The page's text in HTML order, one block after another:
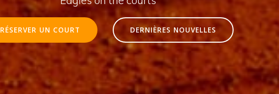
RÉSERVER UN COURT DERNIÈRES NOUVELLES